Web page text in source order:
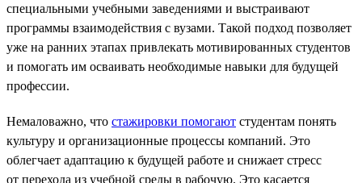
специальными учебными заведениями и выстраивают
программы взаимодействия с вузами. Такой подход позволяет
уже на ранних этапах привлекать мотивированных студентов
и помогать им осваивать необходимые навыки для будущей
профессии.
Немаловажно, что стажировки помогают студентам понять
культуру и организационные процессы компаний. Это
облегчает адаптацию к будущей работе и снижает стресс
от перехода из учебной среды в рабочую. Это касается